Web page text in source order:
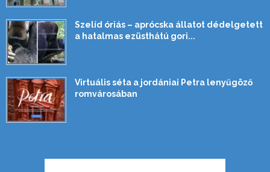
Szelíd óriás – aprócska állatot dédelgetett
a hatalmas ezüsthátú gori...
Virtuális séta a jordániai Petra lenyűgöző
romvárosában